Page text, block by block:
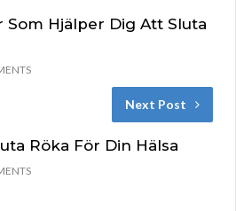
Som Hjälper Dig Att Sluta
Next Post
Röka För Din Hälsa